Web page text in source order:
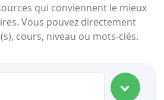
qui conviennent le mieux
Vous pouvez directement
cours, niveau ou mots-clés.